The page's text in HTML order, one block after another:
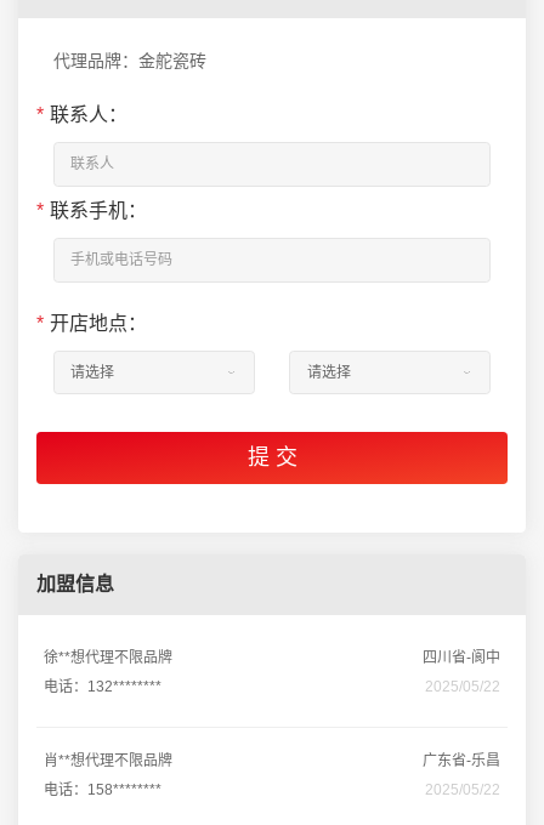
代理品牌：金舵瓷砖
* 联系人：
* 联系手机：
* 开店地点：
加盟信息
徐**想代理不限品牌
四川省-阆中
电话：132********
2025/05/22
肖**想代理不限品牌
广东省-乐昌
电话：158********
2025/05/22